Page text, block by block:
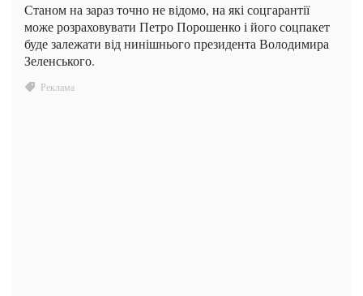
Станом на зараз точно не відомо, на які соцгарантії
може розраховувати Петро Порошенко і його соцпакет
буде залежати від нинішнього президента Володимира
Зеленського.